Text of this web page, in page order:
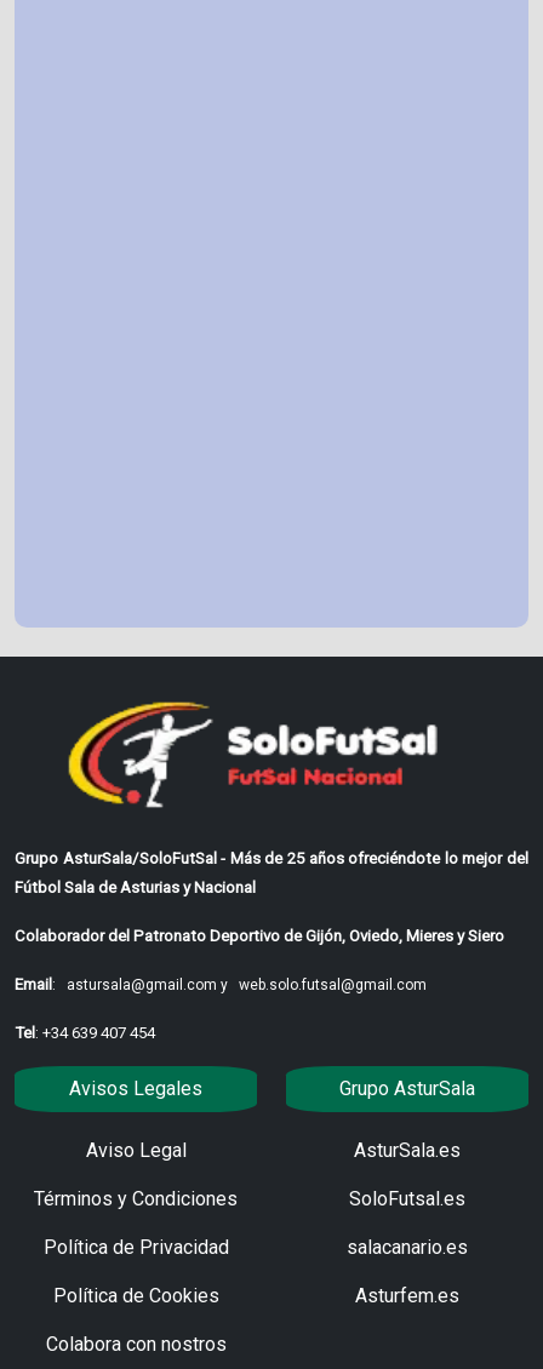
Grupo AsturSala/SoloFutSal - Más de 25 años ofreciéndote lo mejor del
Fútbol Sala de Asturias y Nacional
Colaborador del Patronato Deportivo de Gijón, Oviedo, Mieres y Siero
Email: astursala@gmail.com y web.solo.futsal@gmail.com
Tel: +34 639 407 454
Avisos Legales
Aviso Legal
Términos y Condiciones
Política de Privacidad
Política de Cookies
Colabora con nostros
Grupo AsturSala
AsturSala.es
SoloFutsal.es
salacanario.es
Asturfem.es